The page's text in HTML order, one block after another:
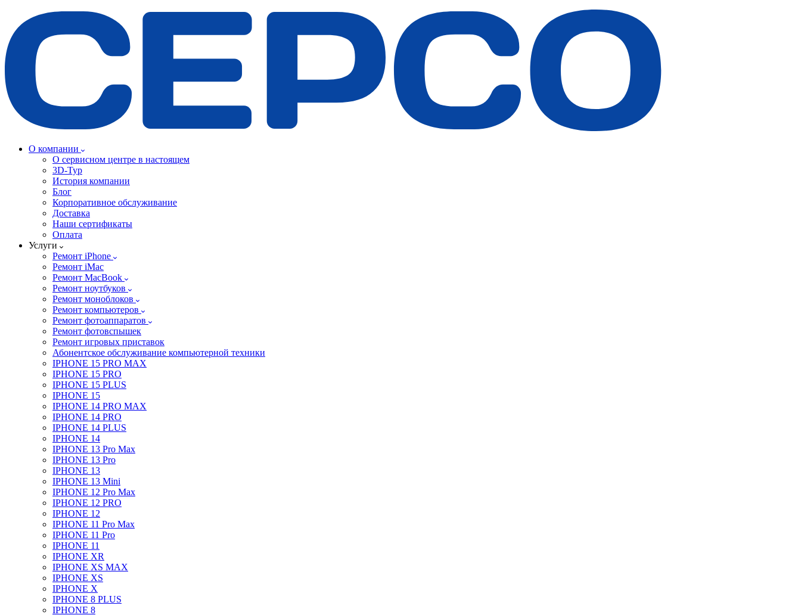
О компании
О сервисном центре в настоящем
3D-Тур
История компании
Блог
Корпоративное обслуживание
Доставка
Наши сертификаты
Оплата
Услуги
Ремонт iPhone
Ремонт iMac
Ремонт MacBook
Ремонт ноутбуков
Ремонт моноблоков
Ремонт компьютеров
Ремонт фотоаппаратов
Ремонт фотовспышек
Ремонт игровых приставок
Абонентское обслуживание компьютерной техники
IPHONE 15 PRO MAX
IPHONE 15 PRO
IPHONE 15 PLUS
IPHONE 15
IPHONE 14 PRO MAX
IPHONE 14 PRO
IPHONE 14 PLUS
IPHONE 14
IPHONE 13 Pro Max
IPHONE 13 Pro
IPHONE 13
IPHONE 13 Mini
IPHONE 12 Pro Max
IPHONE 12 PRO
IPHONE 12
IPHONE 11 Pro Max
IPHONE 11 Pro
IPHONE 11
IPHONE XR
IPHONE XS MAX
IPHONE XS
IPHONE X
IPHONE 8 PLUS
IPHONE 8